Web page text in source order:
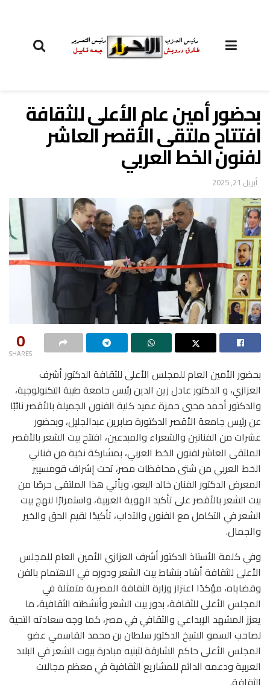
بحضور أمين عام الأعلى للثقافة
افتتاح ملتقى الأقصر العاشر
لفنون الخط العربي
أبريل 21, 2025
0
SHARES
بحضور الأمين العام للمجلس الأعلى للثقافة الدكتور أشرف
العزازي، و الدكتور عادل زين الدين رئيس جامعة طيبة التكنولوجية،
والدكتور أحمد محيي حمزة عميد كلية الفنون الجميلة بالأقصر نائبًا
عن رئيس جامعة الأقصر الدكتورة صابرين عبدالجليل، وبحضور
عشرات من الفنانين والشعراء والمبدعين، افتتح بيت الشعر بالأقصر
الملتقى العاشر لفنون الخط العربي، بمشاركة نخبة من فناني
الخط العربي من شتى محافظات مصر، تحت إشراف قومسيير
المعرض الدكتور الفنان خالد البعو، ويأتي هذا الملتقى حرصًا من
بيت الشعر بالأقصر على تأكيد الهوية العربية، واستمرارًا لنهج بيت
الشعر في التكامل مع الفنون والآداب، تأكيدًا لقيم الحق والخير
والجمال.
وفي كلمة الأستاذ الدكتور أشرف العزازي الأمين العام للمجلس
الأعلى للثقافة أشاد بنشاط بيت الشعر ودوره في الاهتمام بالفن
وقضاياه، مؤكدًا اعتزاز وزارة الثقافة المصرية متمثلة في
المجلس الأعلى للثقافة، بدور بيت الشعر وأنشطته الثقافية، ما
يعزز المشهد الإبداعي والثقافي في مصر، كما وجه سعادته التحية
لصاحب السمو الشيخ الدكتور سلطان بن محمد القاسمي عضو
المجلس الأعلى حاكم الشارقة لتبنيه مبادرة بيوت الشعر في البلاد
العربية ودعمه الدائم للمشاريع الثقافية في معظم مجالات